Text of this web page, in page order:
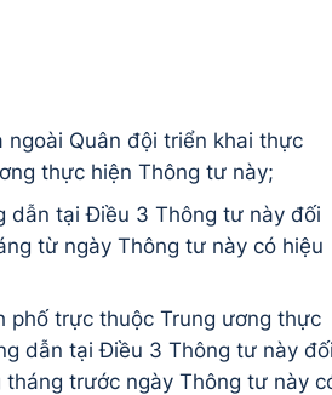
ngoài Quân đội triển khai thực
thực hiện Thông tư này;
dẫn tại Điều 3 Thông tư này đối
từ ngày Thông tư này có hiệu
phố trực thuộc Trung ương thực
dẫn tại Điều 3 Thông tư này đối
trước ngày Thông tư này